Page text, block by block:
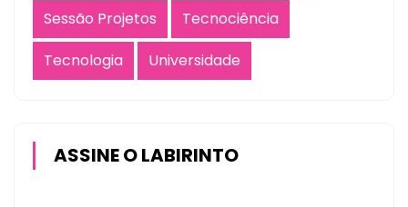
Sessão Projetos
Tecnociência
Tecnologia
Universidade
ASSINE O LABIRINTO